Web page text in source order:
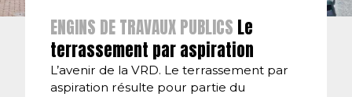
ENGINS DE TRAVAUX PUBLICS Le
terrassement par aspiration
L’avenir de la VRD. Le terrassement par
aspiration résulte pour partie du